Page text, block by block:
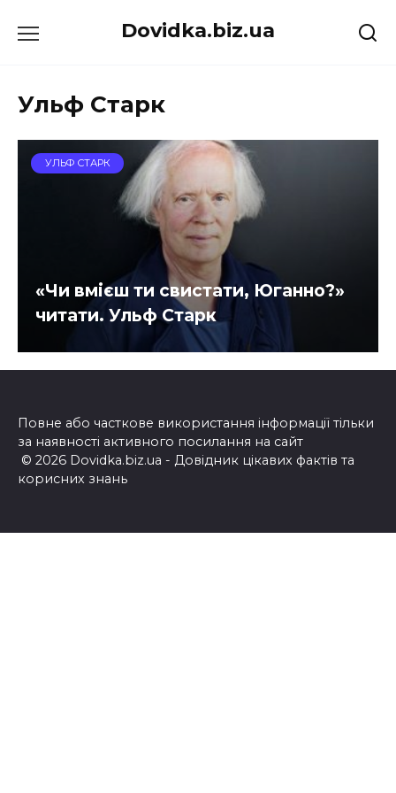
до
Dovidka.biz.ua
Ульф Старк
УЛЬФ СТАРК
«Чи вмієш ти свистати, Юганно?»
читати. Ульф Старк
Повне або часткове використання інформації тільки
за наявності активного посилання на сайт
© 2026 Dovidka.biz.ua - Довідник цікавих фактів та
корисних знань